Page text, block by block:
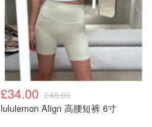
£34.00 £48.00
lululemon Align 高腰短裤 6寸